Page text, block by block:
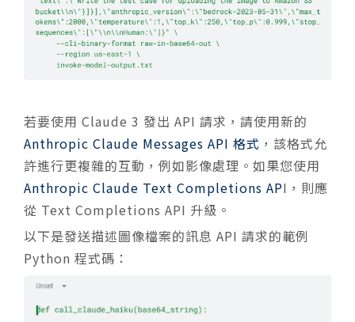
若要使用 Claude 3 發出 API 請求，請使用新的
Anthropic Claude Messages API 格式 ，該格式允
許進行更複雜的互動，例如影像處理。如果您使用
Anthropic Claude Text Completions API，則應
從 Text Completions API 升級。
以下是發送描述圖像檔案的訊息 API 請求的範例
Python 程式碼：